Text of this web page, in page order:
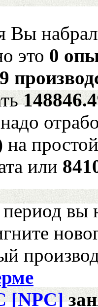
Вы
это 0
на
или
вы
[NPC]